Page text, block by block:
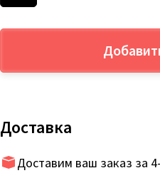
Доставка
Доставим ваш заказ за